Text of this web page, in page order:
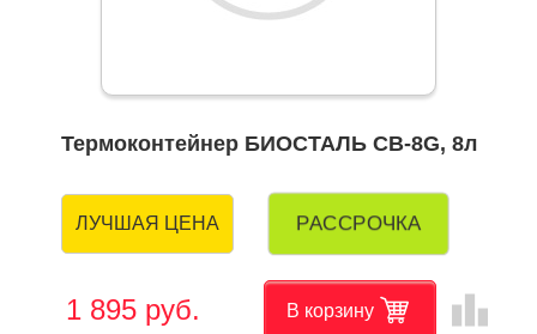
Термоконтейнер БИОСТАЛЬ CB-8G, 8л
ЛУЧШАЯ ЦЕНА РАССРОЧКА
1 895 руб. В корзину leaderboard